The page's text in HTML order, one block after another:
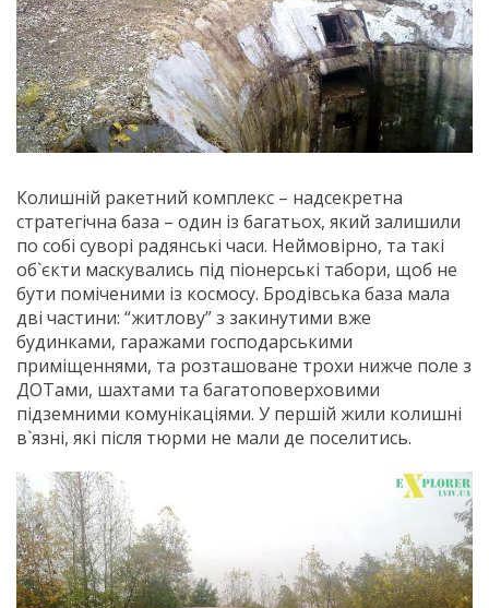
Колишній ракетний комплекс – надсекретна
стратегічна база – один із багатьох, який залишили
по собі суворі радянські часи. Неймовірно, та такі
об`єкти маскувались під піонерські табори, щоб не
бути поміченими із космосу. Бродівська база мала
дві частини: “житлову” з закинутими вже
будинками, гаражами господарськими
приміщеннями, та розташоване трохи нижче поле з
ДОТами, шахтами та багатоповерховими
підземними комунікаціями. У першій жили колишні
в`язні, які після тюрми не мали де поселитись.